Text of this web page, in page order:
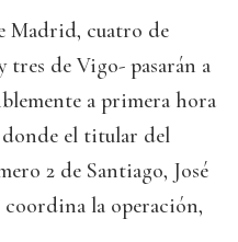
Madrid, cuatro de
tres de Vigo- pasarán a
a primera hora
donde el titular del
2 de Santiago, José
la operación,